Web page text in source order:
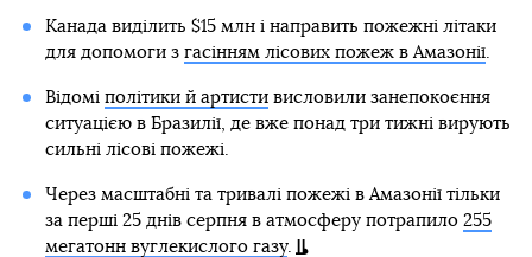
Канада виділить $15 млн і направить пожежні літаки
для допомоги з гасінням лісових пожеж в Амазонії.
Відомі політики й артистивисловили занепокоєння
ситуацією в Бразилії, де вже понад три тижні вирують
сильні лісові пожежі.
Через масштабні та тривалі пожежі в Амазонії тільки
за перші 25 днів серпня в атмосферу потрапило 255
мегатонн вуглекислого газу.